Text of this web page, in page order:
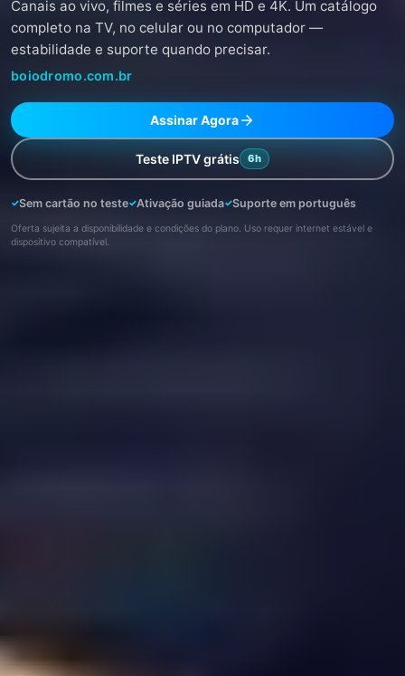
Canais ao vivo, filmes e séries em HD e 4K. Um catálogo
completo na TV, no celular ou no computador —
estabilidade e suporte quando precisar.
boiodromo.com.br
Assinar Agora
Teste IPTV grátis 6h
Sem cartão no teste Ativação guiada Suporte em português
Oferta sujeita a disponibilidade e condições do plano. Uso requer internet estável e
dispositivo compatível.